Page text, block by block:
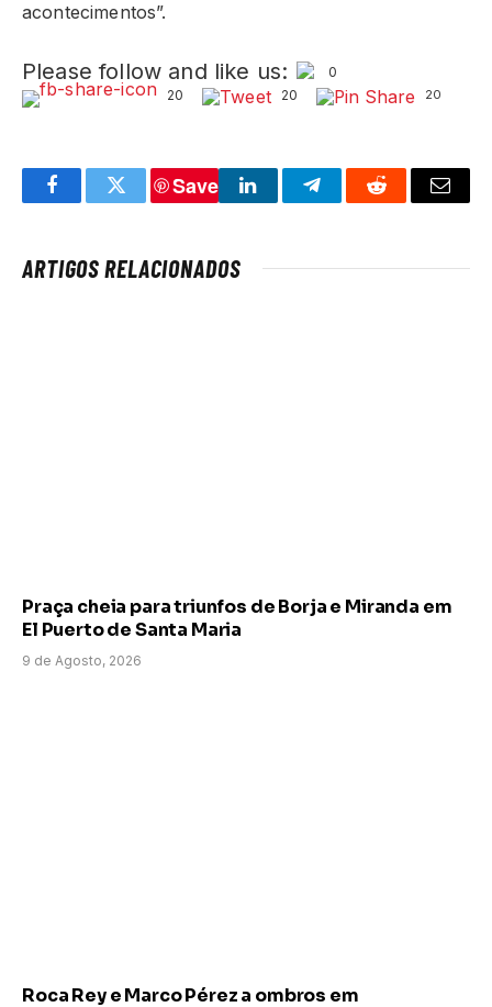
acontecimentos”.
Please follow and like us:
0
20
20 20
FacebookTwitter
Save
LinkedInTelegramReddit Email
ARTIGOS RELACIONADOS
Praça cheia para triunfos de Borja e Miranda em
El Puerto de Santa Maria
9 de Agosto, 2026
Roca Rey e Marco Pérez a ombros em